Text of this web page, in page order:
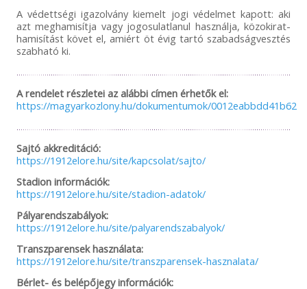
A védettségi igazolvány kiemelt jogi védelmet kapott: aki
azt meghamisítja vagy jogosulatlanul használja, közokirat-
hamisítást követ el, amiért öt évig tartó szabadságvesztés
szabható ki.
A rendelet részletei az alábbi címen érhetők el:
https://magyarkozlony.hu/dokumentumok/
Sajtó akkreditáció:
https://1912elore.hu/site/kapcsolat/sajto/
Stadion információk:
https://1912elore.hu/site/stadion-adatok/
Pályarendszabályok:
https://1912elore.hu/site/palyarendszabalyok/
Transzparensek használata:
https://1912elore.hu/site/transzparensek-hasznalata/
Bérlet- és belépőjegy információk: